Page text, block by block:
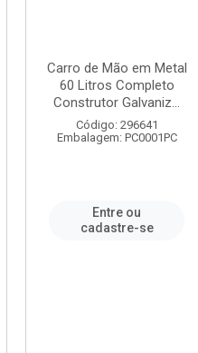
Carro de Mão em Metal
60 Litros Completo
Construtor Galvaniz...
Código: 296641
Embalagem: PC0001PC
Entre ou
cadastre-se